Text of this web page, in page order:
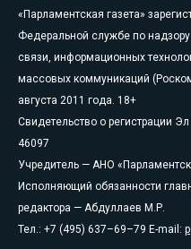
«Парламентская газета»
Федеральной службе по
связи, информационных
массовых коммуникаций
августа 2011 года. 18+
Свидетельство о регистрации
46097
Учредитель — АНО
Исполняющий обязанности
редактора — Абдуллаев М.Р.
Тел.: +7 (495) 637–69–79 E-mail: